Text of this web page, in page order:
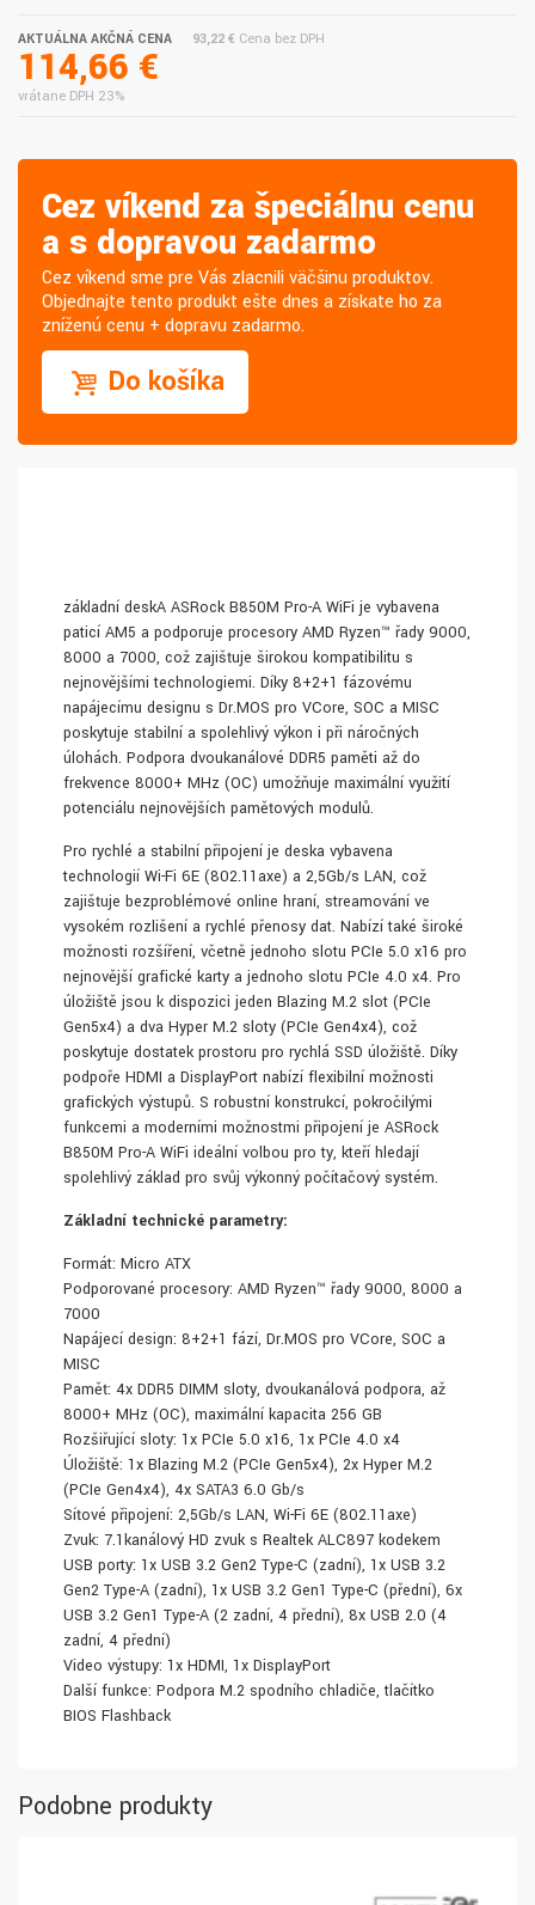
AKTUÁLNA AKČNÁ CENA
114,66 €
vrátane DPH 23%
93,22 € Cena bez DPH
Cez víkend za špeciálnu cenu
a s dopravou zadarmo
Cez víkend sme pre Vás zlacnili väčšinu produktov.
Objednajte tento produkt ešte dnes a získate ho za
zníženú cenu + dopravu zadarmo.
Do košíka
základní deskA ASRock B850M Pro-A WiFi je vybavena
paticí AM5 a podporuje procesory AMD Ryzen™ řady 9000,
8000 a 7000, což zajišťuje širokou kompatibilitu s
nejnovějšími technologiemi. Díky 8+2+1 fázovému
napájecímu designu s Dr.MOS pro VCore, SOC a MISC
poskytuje stabilní a spolehlivý výkon i při náročných
úlohách. Podpora dvoukanálové DDR5 paměti až do
frekvence 8000+ MHz (OC) umožňuje maximální využití
potenciálu nejnovějších paměťových modulů.
Pro rychlé a stabilní připojení je deska vybavena
technologií Wi-Fi 6E (802.11axe) a 2,5Gb/s LAN, což
zajišťuje bezproblémové online hraní, streamování ve
vysokém rozlišení a rychlé přenosy dat. Nabízí také široké
možnosti rozšíření, včetně jednoho slotu PCIe 5.0 x16 pro
nejnovější grafické karty a jednoho slotu PCIe 4.0 x4. Pro
úložiště jsou k dispozici jeden Blazing M.2 slot (PCIe
Gen5x4) a dva Hyper M.2 sloty (PCIe Gen4x4), což
poskytuje dostatek prostoru pro rychlá SSD úložiště. Díky
podpoře HDMI a DisplayPort nabízí flexibilní možnosti
grafických výstupů. S robustní konstrukcí, pokročilými
funkcemi a moderními možnostmi připojení je ASRock
B850M Pro-A WiFi ideální volbou pro ty, kteří hledají
spolehlivý základ pro svůj výkonný počítačový systém.
Základní technické parametry:
Formát: Micro ATX
Podporované procesory: AMD Ryzen™ řady 9000, 8000 a
7000
Napájecí design: 8+2+1 fází, Dr.MOS pro VCore, SOC a
MISC
Paměť: 4x DDR5 DIMM sloty, dvoukanálová podpora, až
8000+ MHz (OC), maximální kapacita 256 GB
Rozšiřující sloty: 1x PCIe 5.0 x16, 1x PCIe 4.0 x4
Úložiště: 1x Blazing M.2 (PCIe Gen5x4), 2x Hyper M.2
(PCIe Gen4x4), 4x SATA3 6.0 Gb/s
Síťové připojení: 2,5Gb/s LAN, Wi-Fi 6E (802.11axe)
Zvuk: 7.1kanálový HD zvuk s Realtek ALC897 kodekem
USB porty: 1x USB 3.2 Gen2 Type-C (zadní), 1x USB 3.2
Gen2 Type-A (zadní), 1x USB 3.2 Gen1 Type-C (přední), 6x
USB 3.2 Gen1 Type-A (2 zadní, 4 přední), 8x USB 2.0 (4
zadní, 4 přední)
Video výstupy: 1x HDMI, 1x DisplayPort
Další funkce: Podpora M.2 spodního chladiče, tlačítko
BIOS Flashback
Podobne produkty